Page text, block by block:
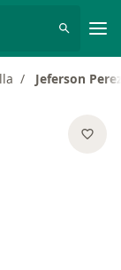
Jeferson